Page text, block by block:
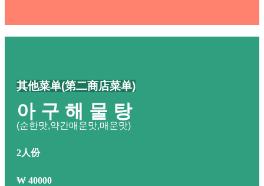
其他菜单(第二商店菜单)
아 구 해 물 탕
(순한맛,약간매운맛,매운맛)
2人份
₩ 40000